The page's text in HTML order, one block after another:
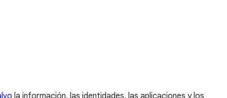
la información, las identidades, las aplicaciones y los